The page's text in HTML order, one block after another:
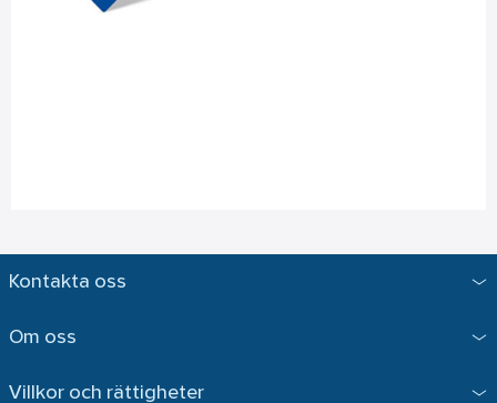
Kontakta oss
Om oss
Villkor och rättigheter